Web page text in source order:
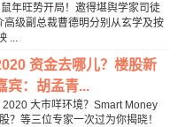
年旺势开局！邀得堪舆学家司徒
高级副总裁曹德明分别从玄学及按
...
资金去哪儿？楼股新
宾：胡孟青...
大巿咩环境？Smart Money
？等三位专家一次过为你揭晓！